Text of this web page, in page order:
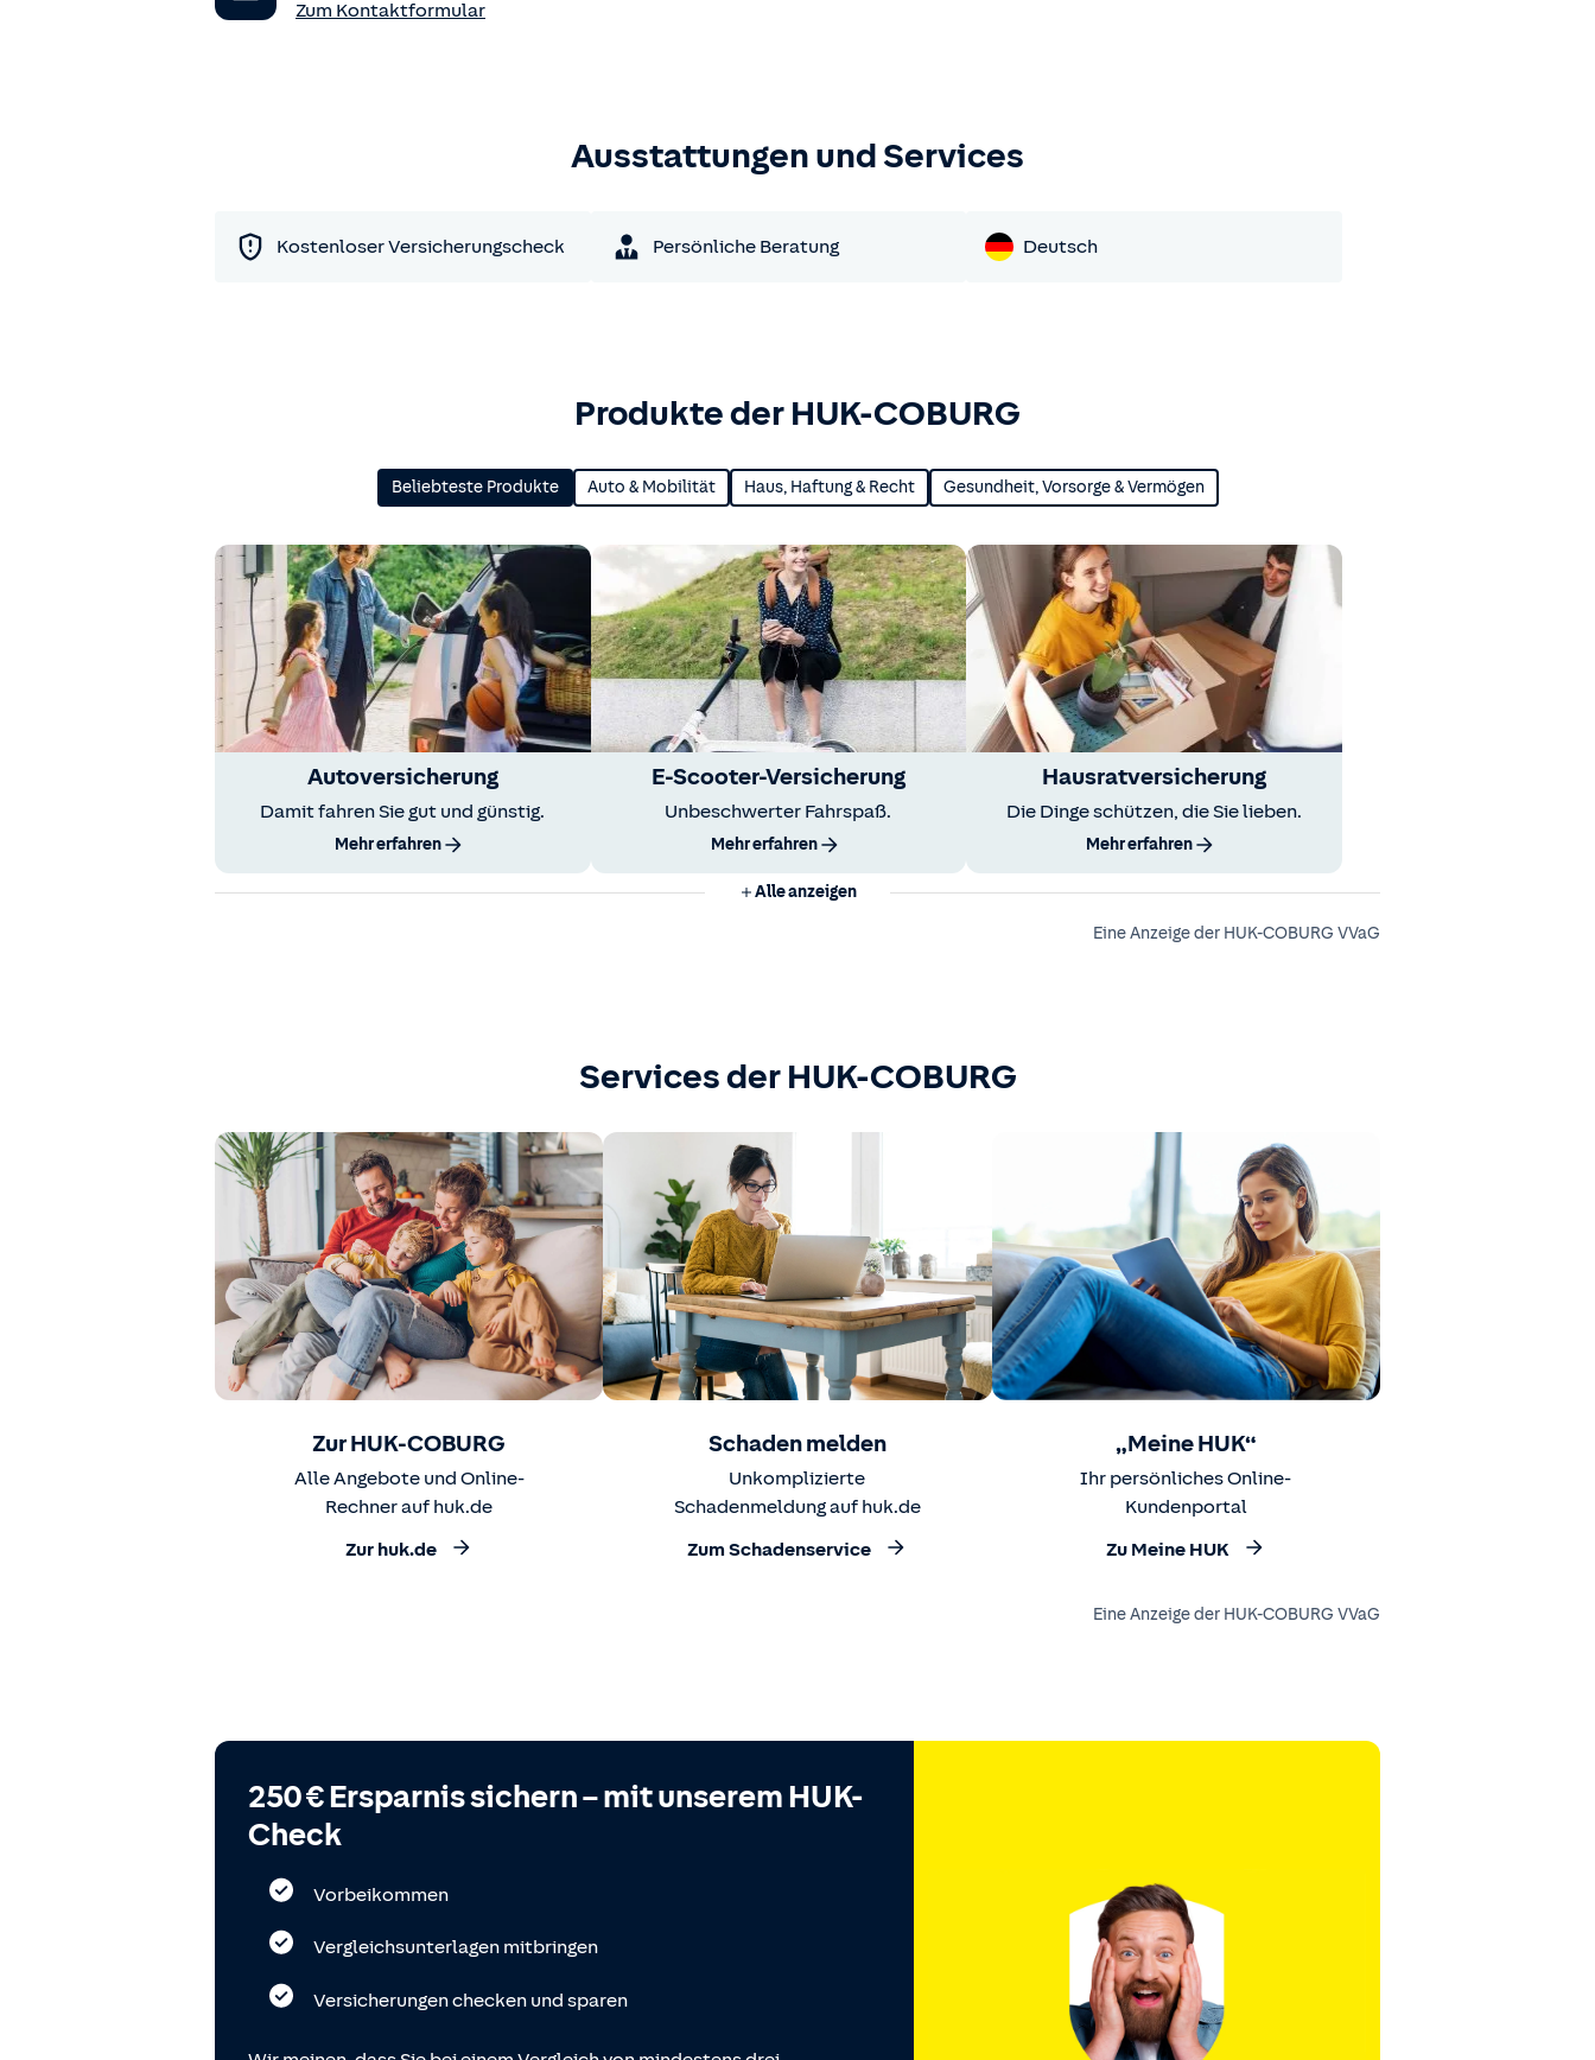
Zum Kontaktformular
Ausstattungen und Services
Kostenloser Versicherungscheck Persönliche Beratung Deutsch
Produkte der HUK-COBURG
Beliebteste Produkte Auto & Mobilität Haus, Haftung & Recht Gesundheit, Vorsorge & Vermögen
Autoversicherung
Damit fahren Sie gut und günstig.
Mehr erfahren
E-Scooter-Versicherung
Unbeschwerter Fahrspaß.
Mehr erfahren
Hausratversicherung
Die Dinge schützen, die Sie lieben.
Mehr erfahren
Alle anzeigen
Eine Anzeige der HUK-COBURG VVaG
Services der HUK-COBURG
Zur HUK-COBURG
Alle Angebote und Online-
Rechner auf huk.de
Zur huk.de
Schaden melden
Unkomplizierte
Schadenmeldung auf huk.de
Zum Schadenservice
„Meine HUK“
Ihr persönliches Online-
Kundenportal
Zu Meine HUK
Eine Anzeige der HUK-COBURG VVaG
250 € Ersparnis sichern – mit unserem HUK-
Check
Vorbeikommen
Vergleichsunterlagen mitbringen
Versicherungen checken und sparen